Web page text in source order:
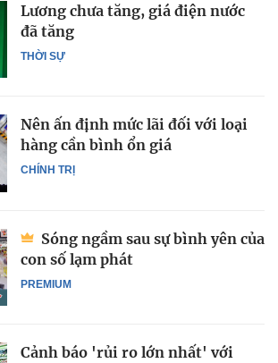
THỜI SỰ
Lương chưa tăng, giá điện nước
đã tăng
CHÍNH TRỊ
Nên ấn định mức lãi đối với loại
hàng cần bình ổn giá
PREMIUM
Sóng ngầm sau sự bình yên của
con số lạm phát
Cảnh báo 'rủi ro lớn nhất' với